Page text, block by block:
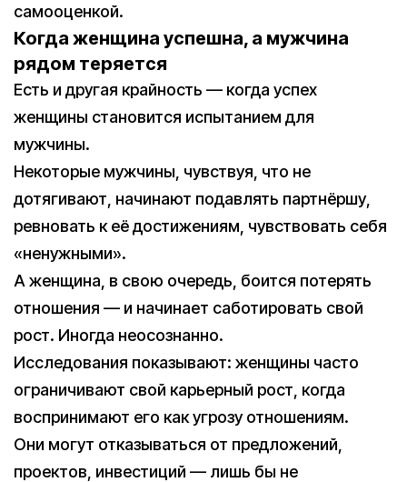
самооценкой.
Когда женщина успешна, а мужчина
рядом теряется
Есть и другая крайность — когда успех
женщины становится испытанием для
мужчины.
Некоторые мужчины, чувствуя, что не
дотягивают, начинают подавлять партнёршу,
ревновать к её достижениям, чувствовать себя
«ненужными».
А женщина, в свою очередь, боится потерять
отношения — и начинает саботировать свой
рост. Иногда неосознанно.
Исследования показывают: женщины часто
ограничивают свой карьерный рост, когда
воспринимают его как угрозу отношениям.
Они могут отказываться от предложений,
проектов, инвестиций — лишь бы не